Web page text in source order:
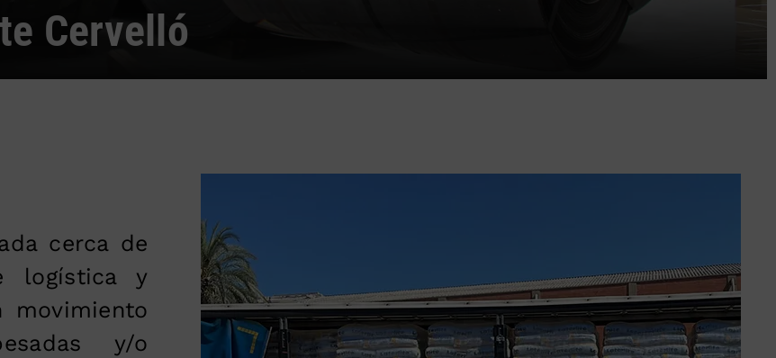
Cervelló
cerca de
logística y
movimiento
y/o